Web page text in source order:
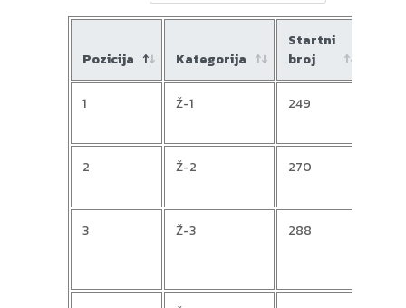
Pozicija Kategorija
Startni
broj
1 Ž-1 249
2 Ž-2 270
3 Ž-3 288